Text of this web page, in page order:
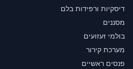
דיסקיות ורפידות בלם
מסננים
בולמי זעזועים
מערכת קירור
פנסים ראשיים